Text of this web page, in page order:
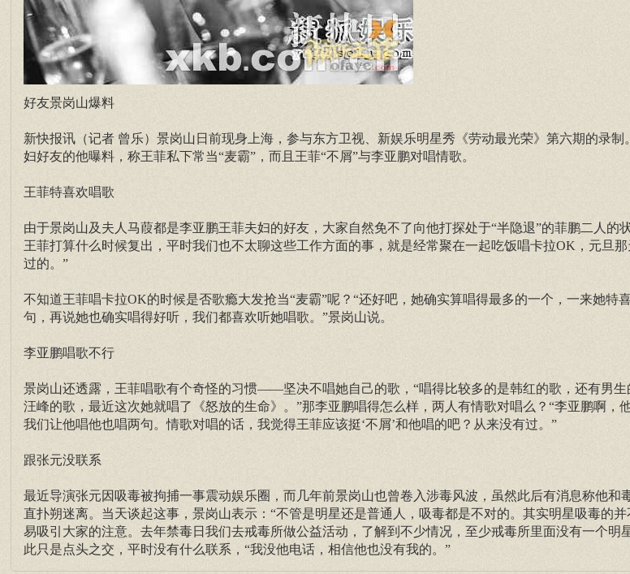
好友景岗山爆料
新快报讯（记者 曾乐）景岗山日前现身上海，参与东方卫视、新娱乐明星秀《劳动最光荣》第六期的录
妇好友的他曝料，称王菲私下常当“麦霸”，而且王菲“不屑”与李亚鹏对唱情歌。
王菲特喜欢唱歌
由于景岗山及夫人马葭都是李亚鹏王菲夫妇的好友，大家自然免不了向他打探处于“半隐退”的菲鹏二人的
王菲打算什么时候复出，平时我们也不太聊这些工作方面的事，就是经常聚在一起吃饭唱卡拉OK，元旦
过的。”
不知道王菲唱卡拉OK的时候是否歌瘾大发抢当“麦霸”呢？“还好吧，她确实算唱得最多的一个，一来她特
句，再说她也确实唱得好听，我们都喜欢听她唱歌。”景岗山说。
李亚鹏唱歌不行
景岗山还透露，王菲唱歌有个奇怪的习惯——坚决不唱她自己的歌，“唱得比较多的是韩红的歌，还有男生
汪峰的歌，最近这次她就唱了《怒放的生命》。”那李亚鹏唱得怎么样，两人有情歌对唱么？“李亚鹏啊
我们让他唱他也唱两句。情歌对唱的话，我觉得王菲应该挺‘不屑’和他唱的吧？从来没有过。”
跟张元没联系
最近导演张元因吸毒被拘捕一事震动娱乐圈，而几年前景岗山也曾卷入涉毒风波，虽然此后有消息称他和
直扑朔迷离。当天谈起这事，景岗山表示：“不管是明星还是普通人，吸毒都是不对的。其实明星吸毒的
易吸引大家的注意。去年禁毒日我们去戒毒所做公益活动，了解到不少情况，至少戒毒所里面没有一个明
此只是点头之交，平时没有什么联系，“我没他电话，相信他也没有我的。”